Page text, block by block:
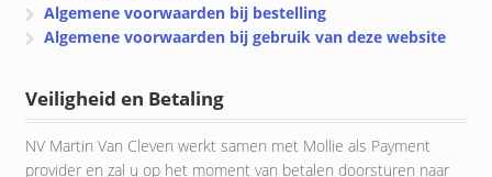
Algemene voorwaarden bij bestelling
Algemene voorwaarden bij gebruik van deze website
Veiligheid en Betaling
NV Martin Van Cleven werkt samen met Mollie als Payment
provider en zal u op het moment van betalen doorsturen naar